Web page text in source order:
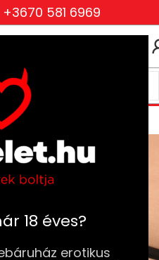
18 éves?
erotikus
+3670 581 6969